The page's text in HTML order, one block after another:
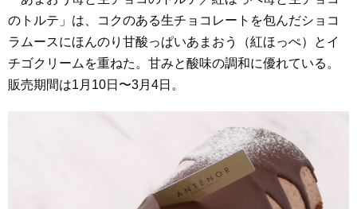
のトルテ」は、コクのある生チョコレートを包んだショコ
ラムースにほんのり甘酸っぱいあまおう（紅ほっぺ）とイ
チゴクリームを重ねた。甘みと酸味の調和に優れている。
販売期間は1月10日〜3月4日。